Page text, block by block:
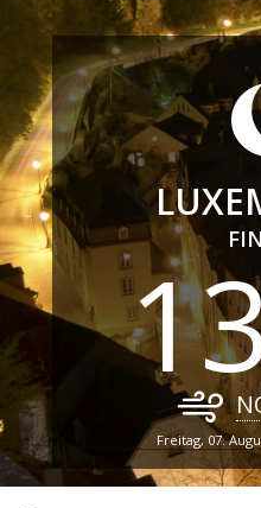
Freitag, 07.